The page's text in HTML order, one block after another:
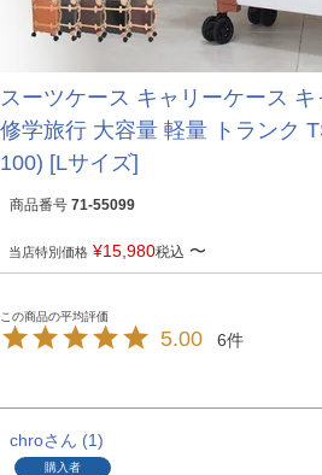
スーツケース キャリーケース
修学旅行 大容量 軽量 トランク
100) [Lサイズ]
商品番号 71-55099
当店特別価格 ¥15,980税込 〜
5.00 6
chro 1
購入者